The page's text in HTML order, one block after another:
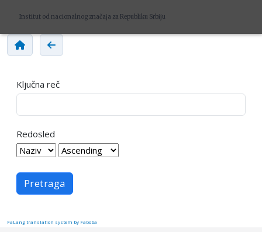
Institut od nacionalnog značaja za Republiku Srbiju
Ključna reč
Redosled
Pretraga
FaLang translation system by Faboba